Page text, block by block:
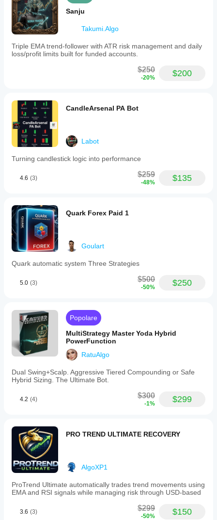
Sanju
Takumi.Algo
Triple EMA trend-follower with ATR risk management and daily
loss/profit limits built for funded accounts.
$250
-20% $200
CandleArsenal PA Bot
Labot
Turning candlestick logic into performance
4.6 (3) $259
-48% $135
Quark Forex Paid 1
Goulart
Quark automatic system Three Strategies
5.0 (3) $500
-50% $250
Popolare
MultiStrategy Master Yoda Hybrid
PowerFunction
RatuAlgo
Dual Swing+Scalp. Aggressive Tiered Compounding or Safe
Hybrid Sizing. The Ultimate Bot.
4.2 (4) $300
-1% $299
PRO TREND ULTIMATE RECOVERY
AlgoXP1
ProTrend Ultimate automatically trades trend movements using
EMA and RSI signals while managing risk through USD-based
3.6 (3) $299
-50% $150